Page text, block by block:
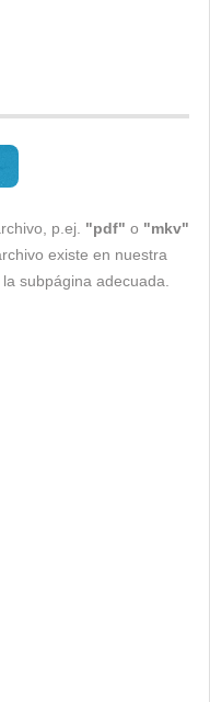
p.ej. "pdf" o "mkv"
existe en nuestra
subpágina adecuada.